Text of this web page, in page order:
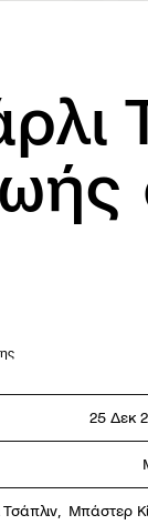
25 Δεκ
Τσάπλιν, Μπάστερ